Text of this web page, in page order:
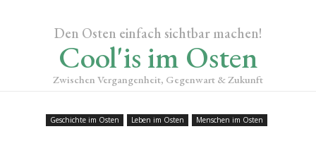
Den Osten einfach sichtbar machen!
Cool'is im Osten
Zwischen Vergangenheit, Gegenwart & Zukunft
Geschichte im Osten Leben im Osten Menschen im Osten